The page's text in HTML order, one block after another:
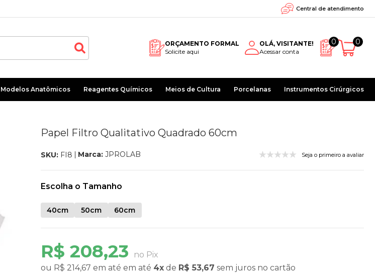
Central de atendimento
ORÇAMENTO FORMAL
Solicite aqui
OLÁ, VISITANTE!
Acessar conta
0 0
Modelos Anatômicos Reagentes Químicos Meios de Cultura Porcelanas Instrumentos Cirúrgicos
Papel Filtro Qualitativo Quadrado 60cm
Seja o primeiro a avaliar
SKU:FI8 Marca: JPROLAB
R$ 208,23
no Pix
ou R$ 214,67 em até em até 4xde R$ 53,67 sem jurosno cartão
Escolha o Tamanho
40cm 50cm 60cm